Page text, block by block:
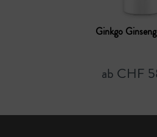
Ginkgo
ab CHF